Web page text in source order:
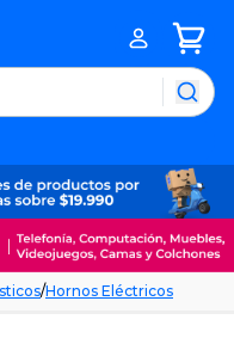
/Hornos Eléctricos